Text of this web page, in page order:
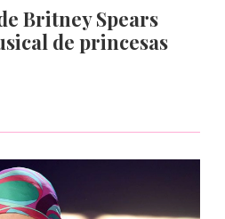
Britney Spears
de princesas